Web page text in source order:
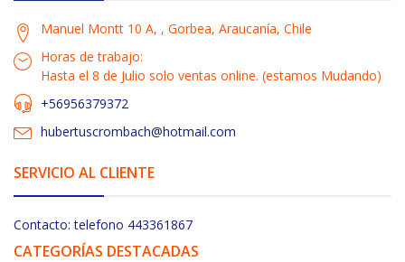
Manuel Montt 10 A, , Gorbea, Araucanía, Chile
Horas de trabajo:
Hasta el 8 de Julio solo ventas online. (estamos Mudando)
+56956379372
hubertuscrombach@hotmail.com
SERVICIO AL CLIENTE
Contacto: telefono 443361867
CATEGORÍAS DESTACADAS